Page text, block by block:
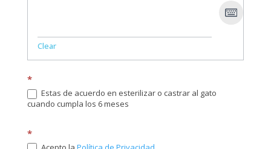
Clear
*
Estas de acuerdo en esterilizar o castrar al gato
cuando cumpla los 6 meses
*